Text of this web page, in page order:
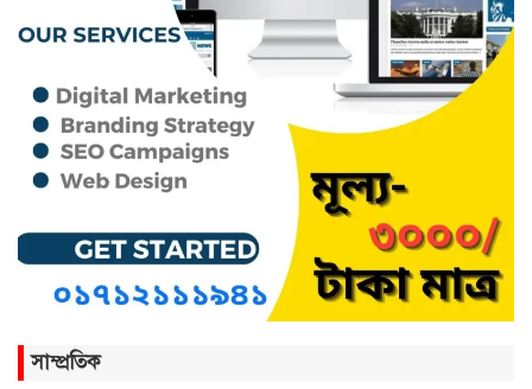
কথাসাহিত্যিক রাবেয়া খাতুন আর নেই
সিলেট ওসমানী আন্তর্জাতিক
বিমানবন্দরে সংবর্ধিত হলেন আওলাদ
আলী রেজা
নতুন জেলা প্রশাসকের যোগদান,
সাম্প্রতিক